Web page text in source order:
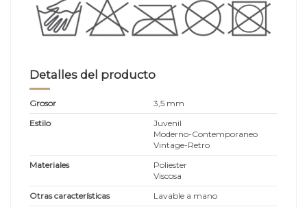
Detalles del producto
Grosor
3,5 mm
Estilo
Juvenil
Moderno-Contemporaneo
Vintage-Retro
Materiales
Poliester
Viscosa
Otras características
Lavable a mano